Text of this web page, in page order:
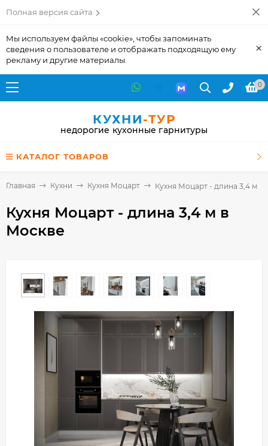
Полная версия сайта
Мы используем файлы «cookie», чтобы запоминать
сведения о пользователе и отображать подходящую ему
рекламу и другие материалы.
×
0
КУХНИ-ТУР
недорогие кухонные гарнитуры
КАТАЛОГ ТОВАРОВ
Главная Кухни Кухня Моцарт Кухня Моцарт - длина 3,4 м
Кухня Моцарт - длина 3,4 м в
Москве